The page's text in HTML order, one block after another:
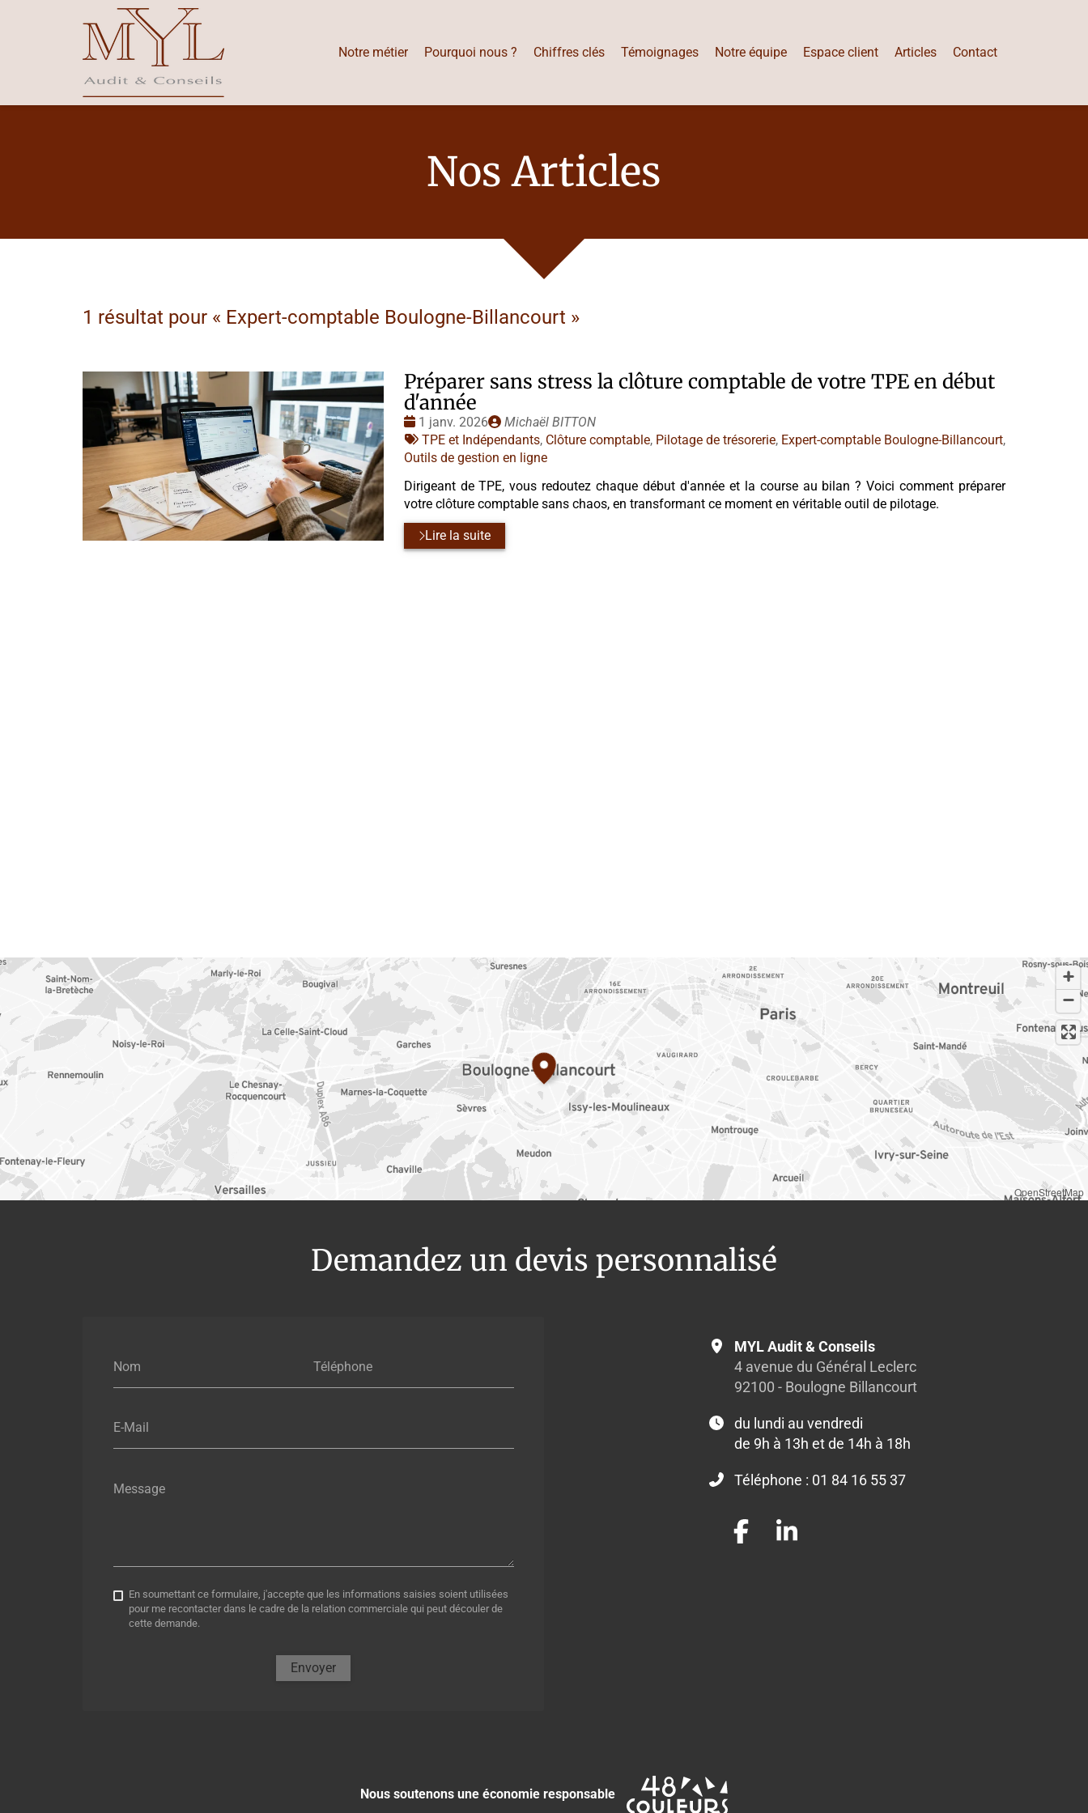
Notre métier Pourquoi nous ? Chiffres clés Témoignages Notre équipe Espace client Articles Contact
Nos Articles
1 résultat pour « Expert-comptable Boulogne-Billancourt »
Préparer sans stress la clôture comptable de votre TPE en début
d'année
Date
:
1 janv. 2026
Publié
par
Michaël BITTON
Tags
:
TPE et Indépendants, Clôture comptable, Pilotage de trésorerie, Expert-comptable Boulogne-Billancourt,
Outils de gestion en ligne
Dirigeant de TPE, vous redoutez chaque début d'année et la course au bilan ? Voici comment préparer
votre clôture comptable sans chaos, en transformant ce moment en véritable outil de pilotage.
Lire la suite
OpenStreetMap
Demandez un devis personnalisé
Nom Téléphone
E-Mail
Message
En soumettant ce formulaire, j'accepte que les informations saisies soient utilisées
pour me recontacter dans le cadre de la relation commerciale qui peut découler de
cette demande.
Envoyer
MYL Audit & Conseils
4 avenue du Général Leclerc
92100 - Boulogne Billancourt
du lundi au vendredi
de 9h à 13h et de 14h à 18h
Téléphone : 01 84 16 55 37
Nous soutenons une économie responsable